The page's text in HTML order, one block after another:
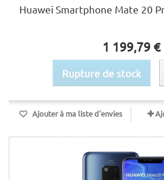
Huawei Smartphone Mate 20
1 199,79 €
Rupture de stock
Ajouter à ma liste d'envies